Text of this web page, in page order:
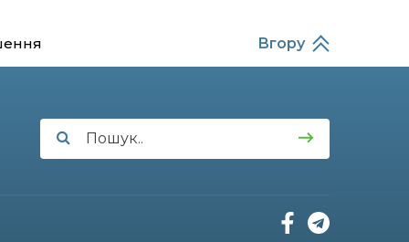
перемогу на Донеччині
Вгору